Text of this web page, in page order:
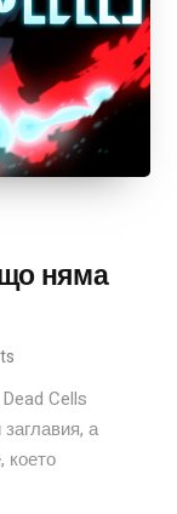
няма
Cells
а
което